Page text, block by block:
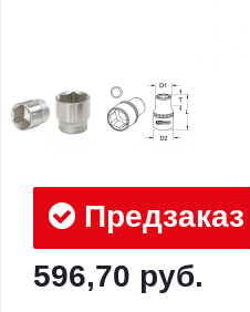
Предзаказ
596,70 руб.